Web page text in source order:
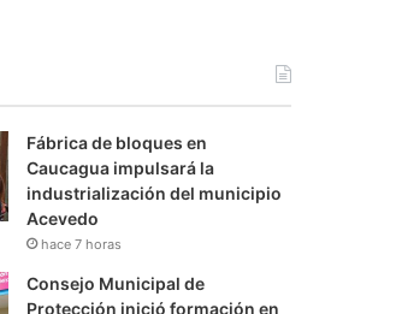
Fábrica de bloques en
Caucagua impulsará la
industrialización del municipio
Acevedo
hace 7 horas
Consejo Municipal de
Protección inició formación en